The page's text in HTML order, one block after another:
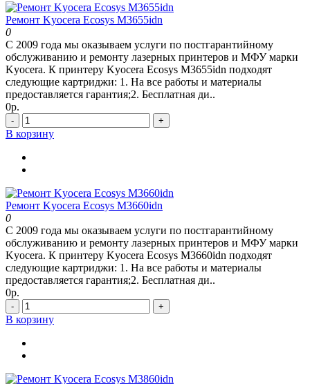
Ремонт Kyocera Ecosys M3655idn
0
С 2009 года мы оказываем услуги по постгарантийному
обслуживанию и ремонту лазерных принтеров и МФУ марки
Kyocera. К принтеру Kyocera Ecosys M3655idn подходят
следующие картриджи: 1. На все работы и материалы
предоставляется гарантия;2. Бесплатная ди..
0р.
- +
В корзину
Ремонт Kyocera Ecosys M3660idn
0
С 2009 года мы оказываем услуги по постгарантийному
обслуживанию и ремонту лазерных принтеров и МФУ марки
Kyocera. К принтеру Kyocera Ecosys M3660idn подходят
следующие картриджи: 1. На все работы и материалы
предоставляется гарантия;2. Бесплатная ди..
0р.
- +
В корзину